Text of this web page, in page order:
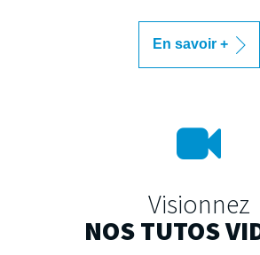
En savoir +
Visionnez
NOS TUTOS